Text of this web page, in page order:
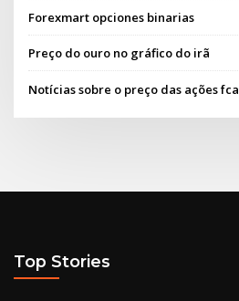
Forexmart opciones binarias
Preço do ouro no gráfico do irã
Notícias sobre o preço das ações fca
Top Stories